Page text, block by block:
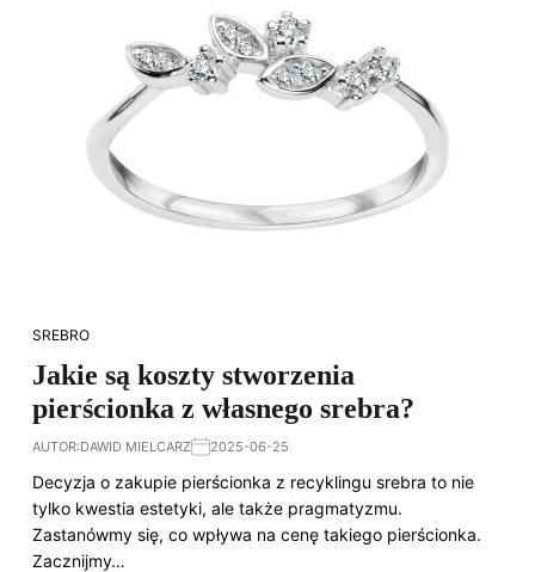
SREBRO
Jakie są koszty stworzenia
pierścionka z własnego srebra?
AUTOR:DAWID MIELCARZ 2025-06-25
Decyzja o zakupie pierścionka z recyklingu srebra to nie
tylko kwestia estetyki, ale także pragmatyzmu.
Zastanówmy się, co wpływa na cenę takiego pierścionka.
Zacznijmy…